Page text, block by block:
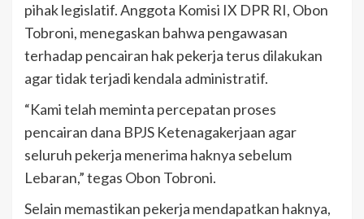
pihak legislatif. Anggota Komisi IX DPR RI, Obon
Tobroni, menegaskan bahwa pengawasan
terhadap pencairan hak pekerja terus dilakukan
agar tidak terjadi kendala administratif.
“Kami telah meminta percepatan proses
pencairan dana BPJS Ketenagakerjaan agar
seluruh pekerja menerima haknya sebelum
Lebaran,” tegas Obon Tobroni.
Selain memastikan pekerja mendapatkan haknya,